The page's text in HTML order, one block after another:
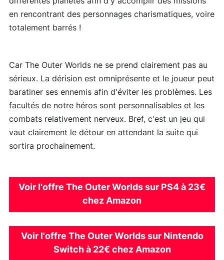
en rencontrant des personnages charismatiques, voire
totalement barrés !
Car The Outer Worlds ne se prend clairement pas au
sérieux. La dérision est omniprésente et le joueur peut
baratiner ses ennemis afin d'éviter les problèmes. Les
facultés de notre héros sont personnalisables et les
combats relativement nerveux. Bref, c'est un jeu qui
vaut clairement le détour en attendant la suite qui
sortira prochainement.
Voir l'offre The Outer Worlds sur PS4 à 23€
chez Amazon
Voir l'offre The Outer Worlds sur Nintendo
Switch à 22€ chez Amazon